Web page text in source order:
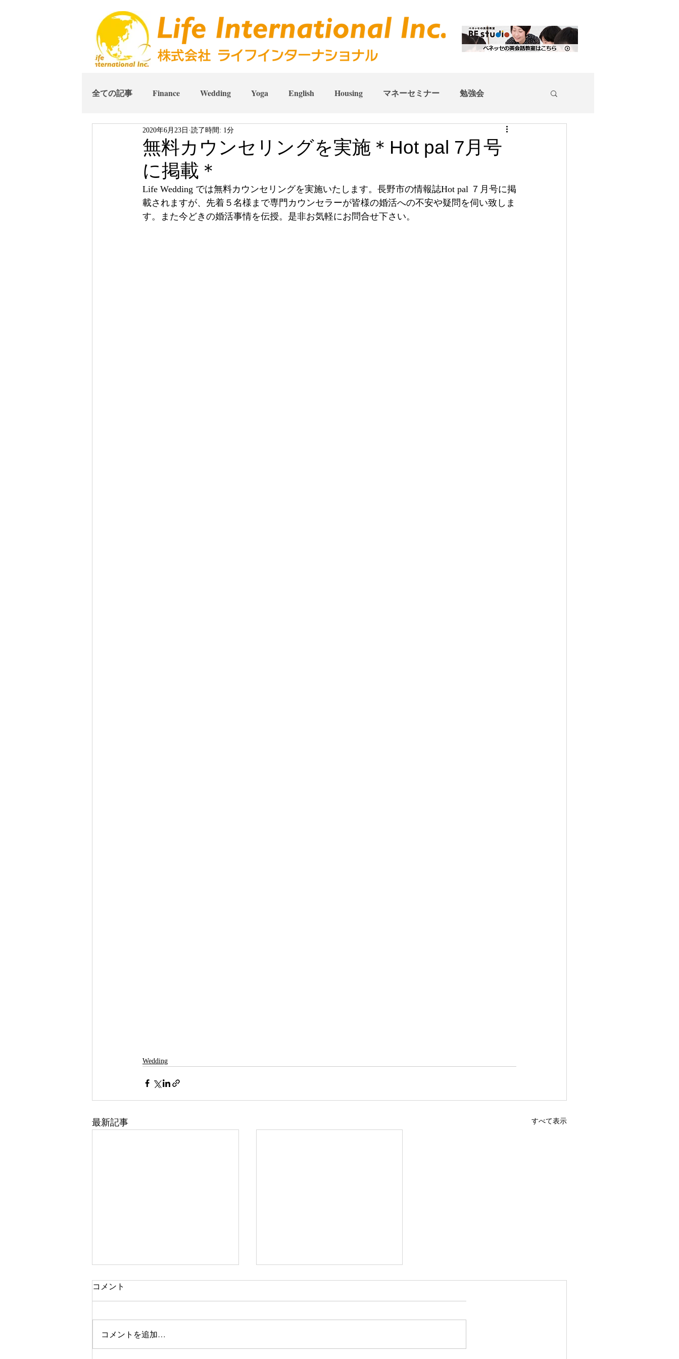
全ての記事 Finance Wedding Yoga English Housing マネーセミナー 勉強会
無料カウンセリングを実施＊Hot pal 7月号
に掲載＊
2020年6月23日 読了時間: 1分
Life Wedding では無料カウンセリングを実施いたします。長野市の情報誌Hot pal ７月号に掲
載されますが、先着５名様まで専門カウンセラーが皆様の婚活への不安や疑問を伺い致しま
す。また今どきの婚活事情を伝授。是非お気軽にお問合せ下さい。
Wedding
最新記事 すべて表示
コメント
コメントを追加…